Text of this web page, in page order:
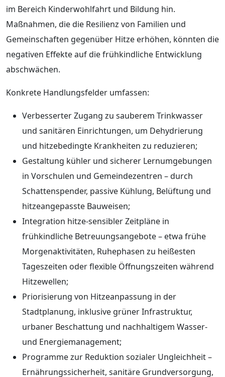
im Bereich Kinderwohlfahrt und Bildung hin.
Maßnahmen, die die Resilienz von Familien und
Gemeinschaften gegenüber Hitze erhöhen, könnten die
negativen Effekte auf die frühkindliche Entwicklung
abschwächen.
Konkrete Handlungsfelder umfassen:
Verbesserter Zugang zu sauberem Trinkwasser
und sanitären Einrichtungen, um Dehydrierung
und hitzebedingte Krankheiten zu reduzieren;
Gestaltung kühler und sicherer Lernumgebungen
in Vorschulen und Gemeindezentren – durch
Schattenspender, passive Kühlung, Belüftung und
hitzeangepasste Bauweisen;
Integration hitze-sensibler Zeitpläne in
frühkindliche Betreuungsangebote – etwa frühe
Morgenaktivitäten, Ruhephasen zu heißesten
Tageszeiten oder flexible Öffnungszeiten während
Hitzewellen;
Priorisierung von Hitzeanpassung in der
Stadtplanung, inklusive grüner Infrastruktur,
urbaner Beschattung und nachhaltigem Wasser-
und Energiemanagement;
Programme zur Reduktion sozialer Ungleichheit –
Ernährungssicherheit, sanitäre Grundversorgung,